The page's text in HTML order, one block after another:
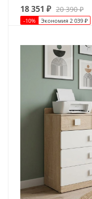
18 351 ₽ 20 390₽
-10% Экономия 2 039 ₽